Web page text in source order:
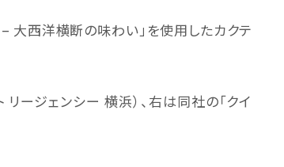
– 大西洋横断の味わい」を使用したカクテ
ージェンシー 横浜）、右は同社の「クイ